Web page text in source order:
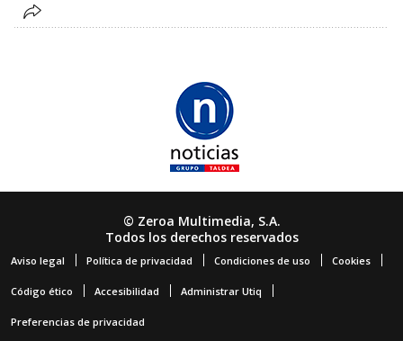
© Zeroa Multimedia, S.A.
Todos los derechos reservados
Aviso legal Política de privacidad Condiciones de uso Cookies
Código ético Accesibilidad Administrar Utiq
Preferencias de privacidad